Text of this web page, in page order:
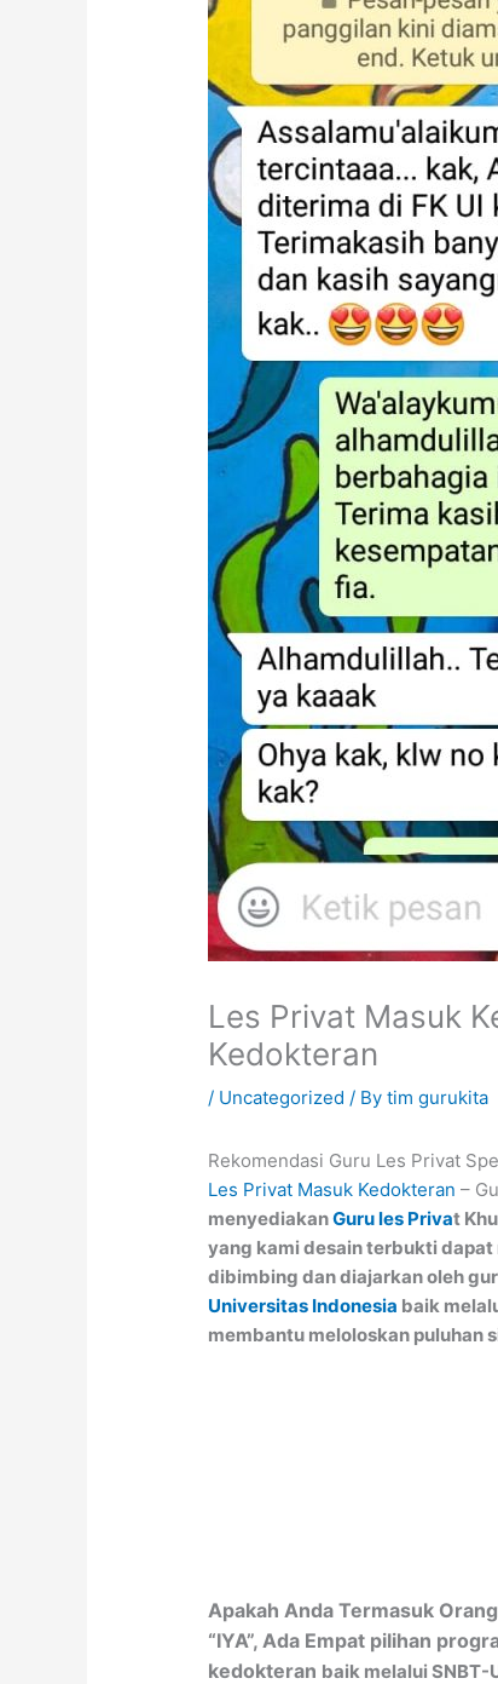
Les Privat Masuk
Kedokteran
/ Uncategorized / Bytim gurukita
Rekomendasi Guru Les Privat
Les Privat Masuk Kedokteran –
menyediakanGuru les Privat
yang kami desain terbukti dapat
dibimbing dan diajarkan oleh
Universitas Indonesia baik
membantu meloloskan puluhan
Apakah Anda Termasuk
“IYA”, Ada Empat pilihan
kedokteran baik melalui SNBT-